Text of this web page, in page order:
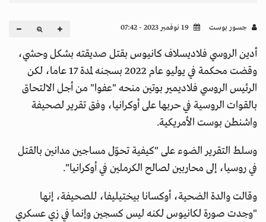
جسور بوست
أدين الروسي فلاديسلاف كانيوس بقتل صديقته بشكل وحشي،
وقضت محكمة في يوليو عام 2022 بسجنه لمدة 17 عاما، لكن
الرئيس الروسي فلاديمير بوتين منحه "عفوا" من أجل الالتحاق
بالقوات الروسية في حربها على أوكرانيا، وفق تقرير لصحيفة
واشنطن بوست الأمريكية.
وسلط التقرير الضوء على "كيفية تحوّل مساجين مدانين بالقتل
في روسيا، إلى محاربين لصالح الكرملين في أوكرانيا".
وقالت والدة الضحية، أوكسانا بيختيليفا، للصحيفة، إنها
"وجدت صورة لكانيوس لكنه ليس كسجين وإنما في زي عسكري